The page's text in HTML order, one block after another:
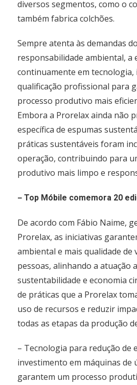
diversos segmentos, como o
também fabrica colchões.
Sempre atenta às demandas
responsabilidade ambiental, a
continuamente em tecnologia,
qualificação profissional para
processo produtivo mais
Embora a Prorelax ainda não
específica de espumas
práticas sustentáveis foram
operação, contribuindo para
produtivo mais limpo e
–Top Móbile comemora 20
De acordo com Fábio Naime,
Prorelax, as iniciativas
ambiental e mais qualidade de
pessoas, alinhando a atuação
sustentabilidade e economia
de práticas que a Prorelax
uso de recursos e reduzir
todas as etapas da produção
– Tecnologia para redução de
investimento em máquinas de
garantem um processo